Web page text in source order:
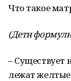
Что такое
(Дети
– Существует
лежат